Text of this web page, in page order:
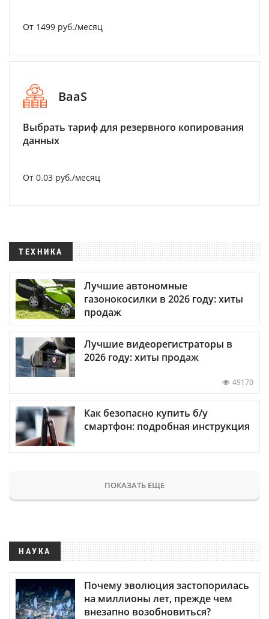
От 1499 руб./месяц
BaaS
Выбрать тариф для резервного копирования
данных
От 0.03 руб./месяц
ТЕХНИКА
Лучшие автономные
газонокосилки в 2026 году: хиты
продаж
Лучшие видеорегистраторы в
2026 году: хиты продаж
49170
Как безопасно купить б/у
смартфон: подробная инструкция
ПОКАЗАТЬ ЕЩЕ
НАУКА
Почему эволюция застопорилась
на миллионы лет, прежде чем
внезапно возобновиться?